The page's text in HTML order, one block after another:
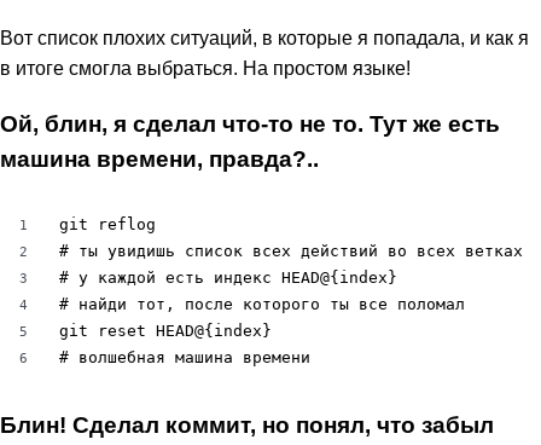
Вот список плохих ситуаций, в которые я попадала, и как я
в итоге смогла выбраться. На простом языке!
Ой, блин, я сделал что-то не то. Тут же есть
машина времени, правда?..
1
2
3
4
5
6
git reflog
# ты увидишь список всех действий во всех ветках
# у каждой есть индекс HEAD@{index}
# найди тот, после которого ты все поломал
git reset HEAD@{index}
# волшебная машина времени
Блин! Сделал коммит, но понял, что забыл